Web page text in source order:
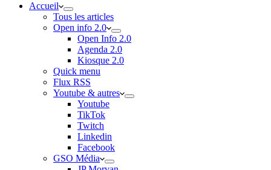
Accueil
Tous les articles
Open info 2.0
Open Info 2.0
Agenda 2.0
Kiosque 2.0
Quick menu
Flux RSS
Youtube & autres
Youtube
TikTok
Twitch
Linkedin
Facebook
GSO Média